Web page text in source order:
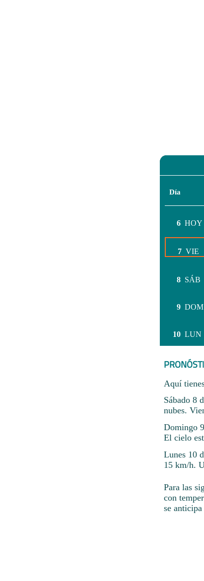
Día
6 HOY
7 VIE
8 SÁB
9 DOM
10 LUN
Aquí
Sábado 8
nubes.
Domingo
El cielo
Lunes 10
15 km/h.
Para las
con
se